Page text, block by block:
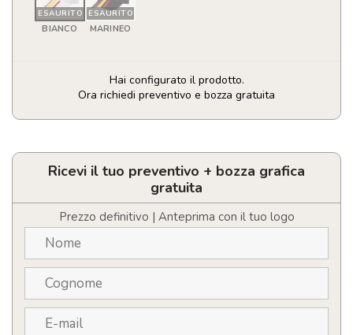
ESAURITO
BIANCO
ESAURITO
MARINEO
Hai configurato il prodotto.
Ora richiedi preventivo e bozza gratuita
Cappellino
con
pettinato
quantità
Ricevi il tuo preventivo + bozza grafica
gratuita
Prezzo definitivo | Anteprima con il tuo logo